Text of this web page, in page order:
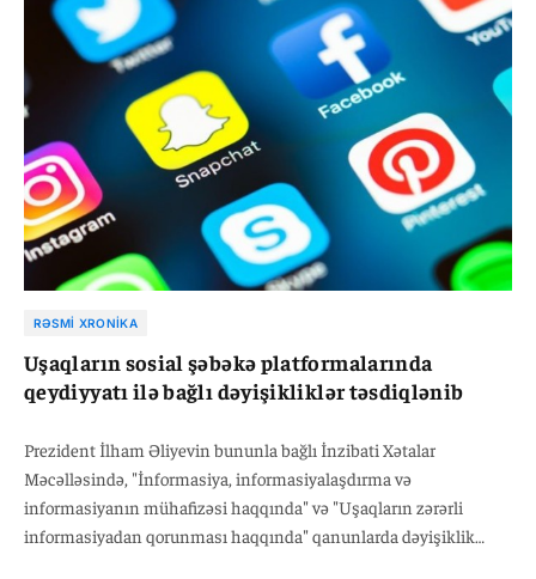
şəxslər 15 min manatdan 20 min manat manatdək məbləğdə
cərimə ediləcək.
RƏSMI XRONIKA
Uşaqların sosial şəbəkə platformalarında
qeydiyyatı ilə bağlı dəyişikliklər təsdiqlənib
Prezident İlham Əliyevin bununla bağlı İnzibati Xətalar
Məcəlləsində, "İnformasiya, informasiyalaşdırma və
informasiyanın mühafizəsi haqqında" və "Uşaqların zərərli
informasiyadan qorunması haqqında" qanunlarda dəyişiklik